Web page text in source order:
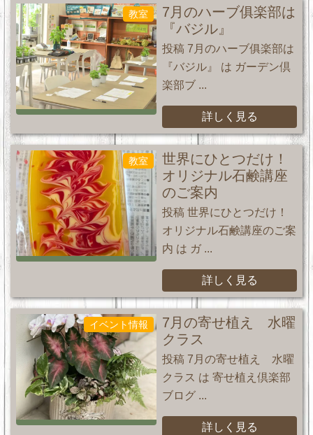
教室
7月のハーブ俱楽部は
『バジル』
投稿 7月のハーブ俱楽部は
『バジル』 は ガーデン倶
楽部ブ ...
詳しく見る
教室
世界にひとつだけ！
オリジナル石鹸講座
のご案内
投稿 世界にひとつだけ！
オリジナル石鹸講座のご案
内 は ガ ...
詳しく見る
イベント情報
7月の寄せ植え 水曜
クラス
投稿 7月の寄せ植え 水曜
クラス は 寄せ植え倶楽部
ブログ ...
詳しく見る